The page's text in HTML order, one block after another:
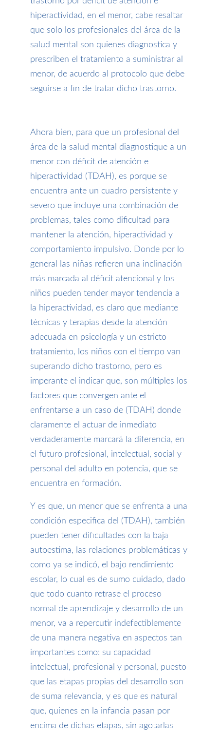
hiperactividad, en el menor, cabe resaltar
que solo los profesionales del área de la
salud mental son quienes diagnostica y
prescriben el tratamiento a suministrar al
menor, de acuerdo al protocolo que debe
seguirse a fin de tratar dicho trastorno.
Ahora bien, para que un profesional del
área de la salud mental diagnostique a un
menor con déficit de atención e
hiperactividad (TDAH), es porque se
encuentra ante un cuadro persistente y
severo que incluye una combinación de
problemas, tales como dificultad para
mantener la atención, hiperactividad y
comportamiento impulsivo. Donde por lo
general las niñas refieren una inclinación
más marcada al déficit atencional y los
niños pueden tender mayor tendencia a
la hiperactividad, es claro que mediante
técnicas y terapias desde la atención
adecuada en psicología y un estricto
tratamiento, los niños con el tiempo van
superando dicho trastorno, pero es
imperante el indicar que, son múltiples los
factores que convergen ante el
enfrentarse a un caso de (TDAH) donde
claramente el actuar de inmediato
verdaderamente marcará la diferencia, en
el futuro profesional, intelectual, social y
personal del adulto en potencia, que se
encuentra en formación.
Y es que, un menor que se enfrenta a una
condición especifica del (TDAH), también
pueden tener dificultades con la baja
autoestima, las relaciones problemáticas y
como ya se indicó, el bajo rendimiento
escolar, lo cual es de sumo cuidado, dado
que todo cuanto retrase el proceso
normal de aprendizaje y desarrollo de un
menor, va a repercutir indefectiblemente
de una manera negativa en aspectos tan
importantes como: su capacidad
intelectual, profesional y personal, puesto
que las etapas propias del desarrollo son
de suma relevancia, y es que es natural
que, quienes en la infancia pasan por
encima de dichas etapas, sin agotarlas